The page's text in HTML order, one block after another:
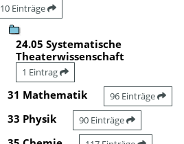
10 Einträge
24.05 Systematische
Theaterwissenschaft
1 Eintrag
31 Mathematik 96 Einträge
33 Physik 90 Einträge